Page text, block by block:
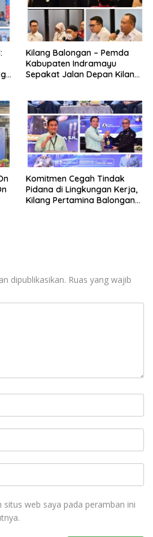
Kilang Balongan – Pemda
Kabupaten Indramayu
Sepakat Jalan Depan Kilang
Sukaurip-Sukareja
Komitmen Cegah Tindak
Pidana di Lingkungan Kerja,
Kilang Pertamina Balongan
dipublikasikan. Ruas yang wajib
situs web saya pada peramban ini